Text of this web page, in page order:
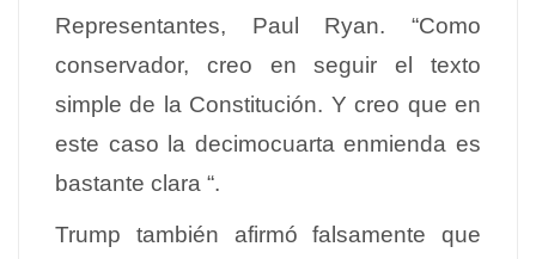
Representantes, Paul Ryan. “Como
conservador, creo en seguir el texto
simple de la Constitución. Y creo que en
este caso la decimocuarta enmienda es
bastante clara “.
Trump también afirmó falsamente que